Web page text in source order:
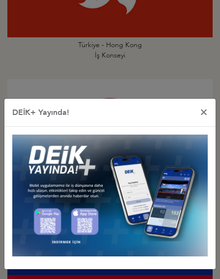
Türkiye - Hong Kong
İş Konseyi
Türkiye - Japonya
İş Konseyi
DEİK+ Yayında! ×